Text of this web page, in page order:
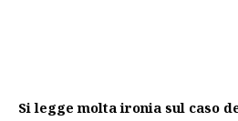
Si legge molta ironia sul caso